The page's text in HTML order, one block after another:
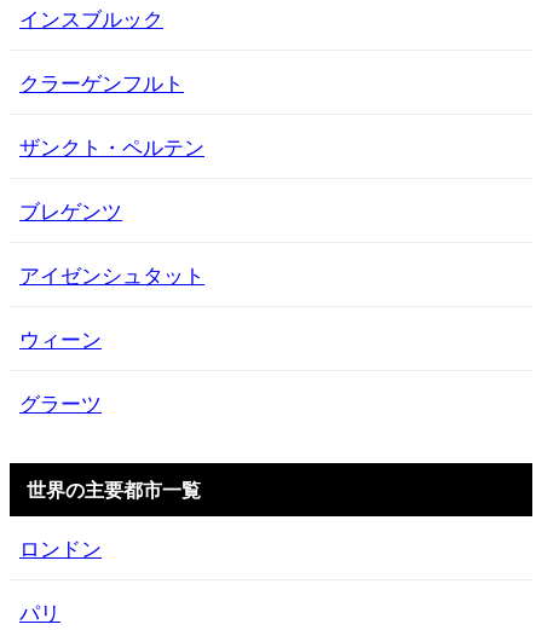
インスブルック
クラーゲンフルト
ザンクト・ペルテン
ブレゲンツ
アイゼンシュタット
ウィーン
グラーツ
世界の主要都市一覧
ロンドン
パリ